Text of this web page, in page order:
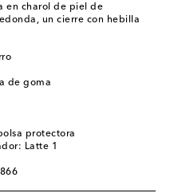
en charol de piel de
un cierre con hebilla
de goma
protectora
Latte 1